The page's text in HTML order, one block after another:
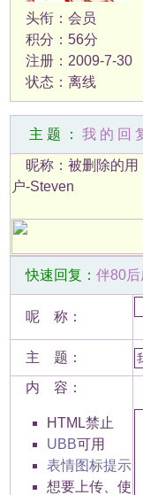
头衔：会员
积分：56分
注册：2009-7-30
状态：离线
主题： 我的回
昵称：被删除的用
户-Steven
快速回复： 伴80
呢 称：
主 题：
内 容：
HTML禁止
UBB可用
表情图标提示
想要上传、使